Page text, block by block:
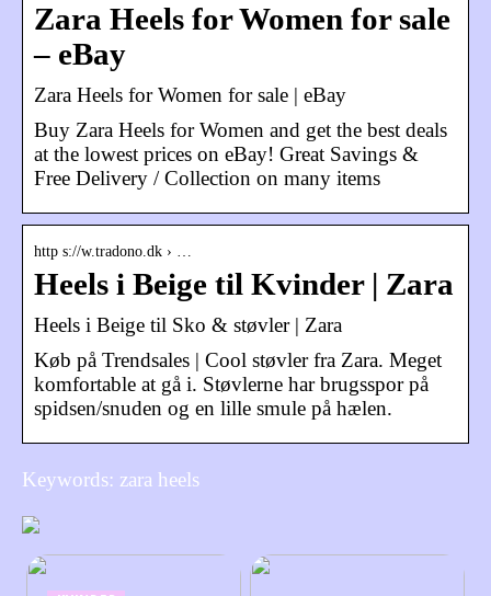
Zara Heels for Women for sale
– eBay
Zara Heels for Women for sale | eBay
Buy Zara Heels for Women and get the best deals
at the lowest prices on eBay! Great Savings &
Free Delivery / Collection on many items
http s://w.tradono.dk › …
Heels i Beige til Kvinder | Zara
Heels i Beige til Sko & støvler | Zara
Køb på Trendsales | Cool støvler fra Zara. Meget
komfortable at gå i. Støvlerne har brugsspor på
spidsen/snuden og en lille smule på hælen.
Keywords: zara heels